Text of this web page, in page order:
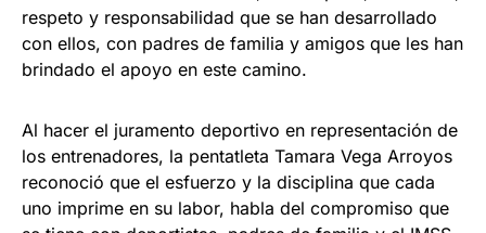
respeto y responsabilidad que se han desarrollado
con ellos, con padres de familia y amigos que les han
brindado el apoyo en este camino.
Al hacer el juramento deportivo en representación de
los entrenadores, la pentatleta Tamara Vega Arroyos
reconoció que el esfuerzo y la disciplina que cada
uno imprime en su labor, habla del compromiso que